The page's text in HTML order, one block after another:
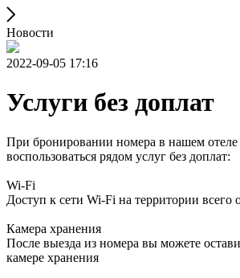
Новости
2022-09-05 17:16
Услуги без доплат
При бронировании номера в нашем
воспользоваться рядом услуг без доплат:
Wi-Fi
Доступ к сети Wi-Fi на территории всего
Камера хранения
После выезда из номера вы можете
камере хранения